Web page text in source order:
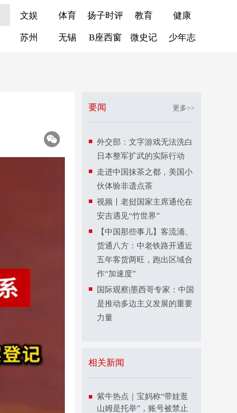
文娱 体育 扬子时评 教育 健康
苏州 无锡 B座西窗 微史记 少年志
要闻 更多>>
外交部：文字游戏无法洗白
日本整军扩武的实际行动
走进中国抹茶之都，美国小
伙体验非遗点茶
视频丨老挝国家主席通伦在
安吉遇见“竹世界”
【中国那些事儿】客流涌、
货通八方：中老铁路开通近
五年客货两旺，跑出区域合
作“加速度”
国际观察|墨西哥专家：中国
是推动多边主义发展的重要
力量​
相关新闻
紫牛热点｜宝妈称“带娃逛
山姆是托举”，账号被禁止